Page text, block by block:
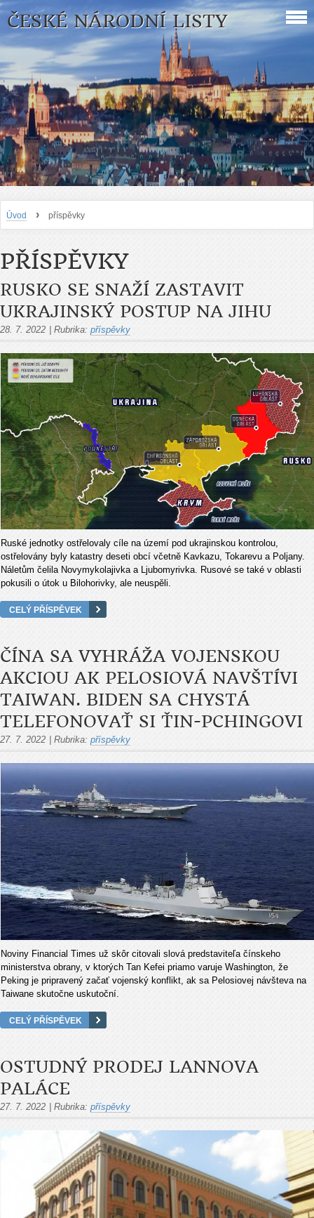
ČESKÉ NÁRODNÍ LISTY
Úvod › příspěvky
PŘÍSPĚVKY
RUSKO SE SNAŽÍ ZASTAVIT
UKRAJINSKÝ POSTUP NA JIHU
28. 7. 2022 Rubrika: příspěvky
Ruské jednotky ostřelovaly cíle na území pod ukrajinskou kontrolou,
ostřelovány byly katastry deseti obcí včetně Kavkazu, Tokarevu a Poljany.
Náletům čelila Novymykolajivka a Ljubomyrivka. Rusové se také v oblasti
pokusili o útok u Bilohorivky, ale neuspěli.
CELÝ PŘÍSPĚVEK
ČÍNA SA VYHRÁŽA VOJENSKOU
AKCIOU AK PELOSIOVÁ NAVŠTÍVI
TAIWAN. BIDEN SA CHYSTÁ
TELEFONOVAŤ SI ŤIN-PCHINGOVI
27. 7. 2022 Rubrika: příspěvky
Noviny Financial Times už skôr citovali slová predstaviteľa čínskeho
ministerstva obrany, v ktorých Tan Kefei priamo varuje Washington, že
Peking je pripravený začať vojenský konflikt, ak sa Pelosiovej návšteva na
Taiwane skutočne uskutoční.
CELÝ PŘÍSPĚVEK
OSTUDNÝ PRODEJ LANNOVA
PALÁCE
27. 7. 2022 Rubrika: příspěvky